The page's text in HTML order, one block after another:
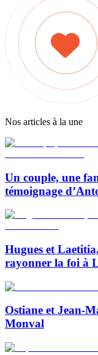
Nos articles à la une
Un couple, une
témoignage
Hugues et
rayonner la foi à
Ostiane et Jean-
Monval